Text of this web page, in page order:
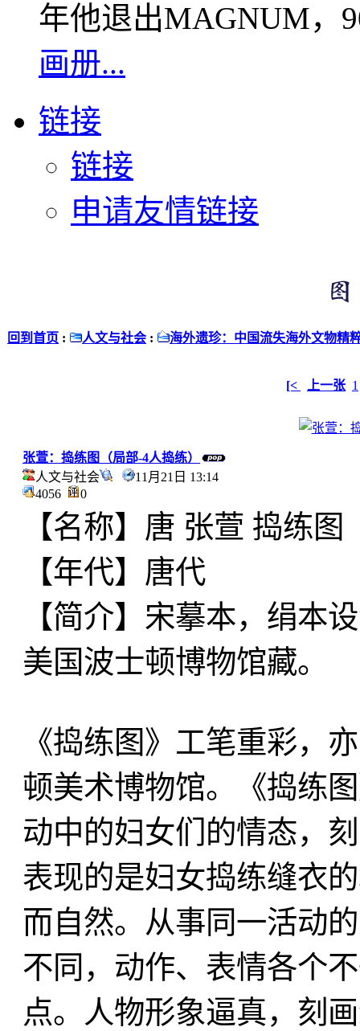
年他退出MAGNUM，
画册...
链接
链接
申请友情链接
回到首页 : 人文与社会 : 海外遗珍：中国流失海外文物精
[< 上一张 1
张萱：捣练图（局部-4人捣练）
人文与社会
11月21日 13:14
4056
0
【名称】唐 张萱 捣练图
【年代】唐代
【简介】宋摹本，绢本
美国波士顿博物馆藏。
《捣练图》工笔重彩，
顿美术博物馆。《捣练
动中的妇女们的情态，
表现的是妇女捣练缝衣
而自然。从事同一活动
不同，动作、表情各个
点。人物形象逼真，刻